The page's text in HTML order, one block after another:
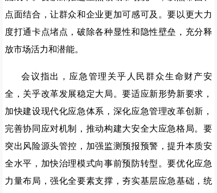
点面结合，让群众和企业更加可感可及。要以更大力
度打通卡点堵点，破除各种显性和隐性壁垒，充分释
放市场活力和潜能。
会议指出，应急管理关乎人民群众生命财产安
全，关乎改革发展稳定大局。要适应新形势新要求，
加快建设现代化应急体系，深化应急管理改革创新，
完善协同应对机制，推动构建大安全大应急格局。要
突出风险源头管控，加强监测预报预警，提升本质安
全水平，加快治理模式向事前预防转型。要优化应急
力量布局，强化全要素支撑，夯实基层应急基础，统